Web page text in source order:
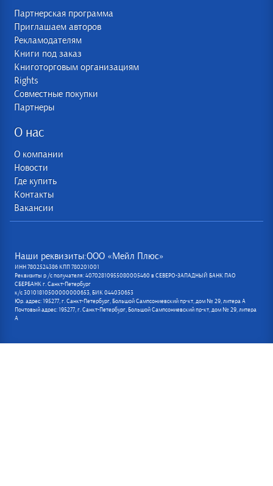
Партнерская программа
Приглашаем авторов
Рекламодателям
Книги под заказ
Книготорговым организациям
Rights
Совместные покупки
Партнеры
О нас
О компании
Новости
Где купить
Контакты
Вакансии
Наши реквизиты:ООО «Мейл Плюс»
ИНН 7802524386 КПП 780201001
Реквизиты р /с получателя: 40702810955080005460 в СЕВЕРО-ЗАПАДНЫЙ БАНК ПАО
СБЕРБАНК г. Санкт-Петербург
к/с 30101810500000000653, БИК 044030653
Юр. адрес: 195277, г. Санкт-Петербург, Большой Сампсониевский пр-кт, дом № 29, литера А
Почтовый адрес: 195277, г. Санкт-Петербург, Большой Сампсониевский пр-кт, дом № 29, литера
А